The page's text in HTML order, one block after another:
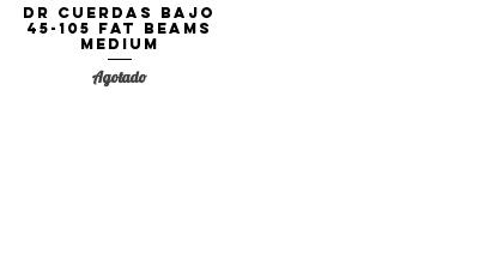
Vista rápida
DR Cuerdas Bajo
45-105 FAT BEAMS
Medium
Agotado